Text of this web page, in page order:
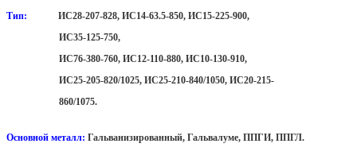
Тип:
ИС28-207-828, ИС14-63.5-850, ИС15-225-900,
ИС35-125-750,
ИС76-380-760, ИС12-110-880, ИС10-130-910,
ИС25-205-820/1025, ИС25-210-840/1050, ИС20-215-
860/1075.
Основной металл: Гальванизированный, Гальвалуме, ППГИ, ППГЛ.